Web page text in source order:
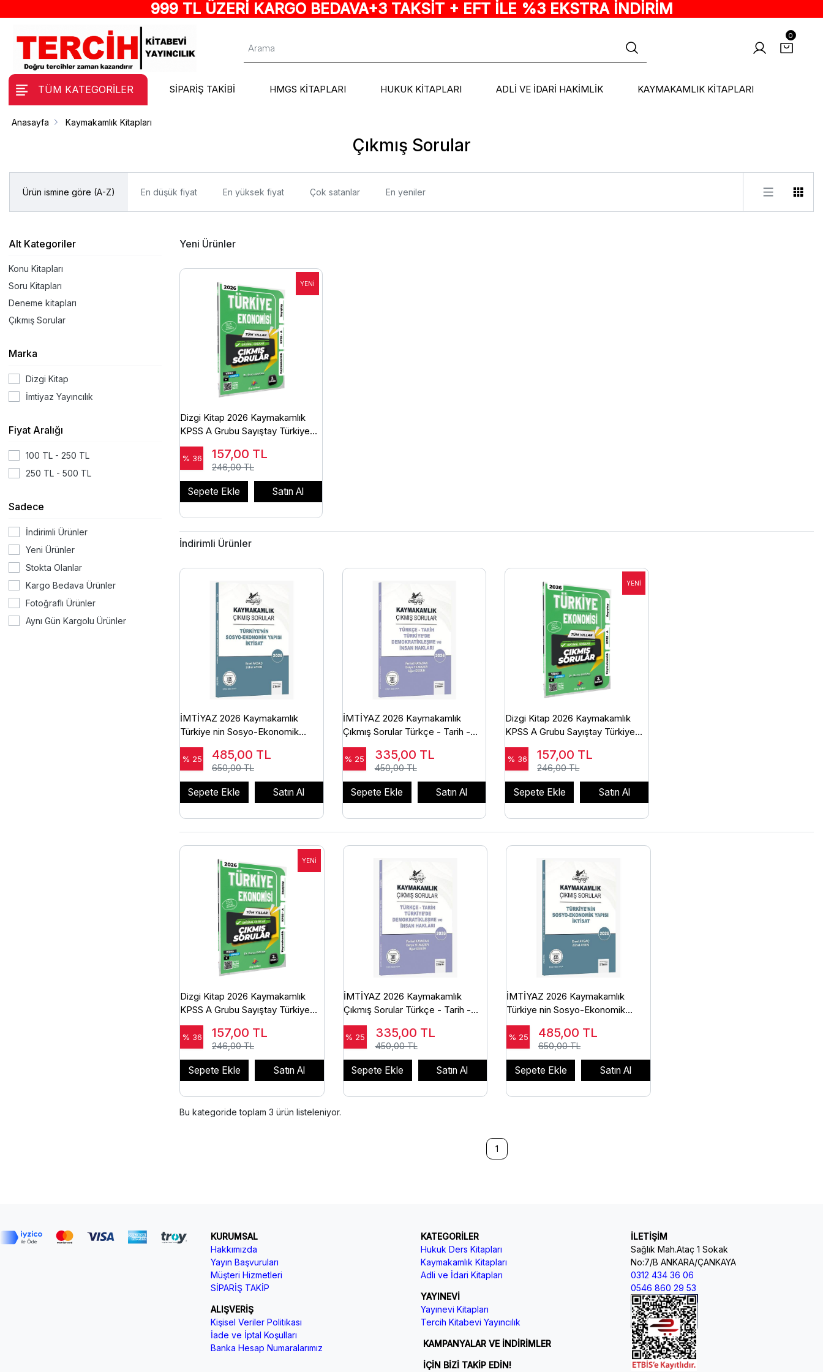
999 TL ÜZERİ KARGO BEDAVA+3 TAKSİT + EFT İLE %3 EKSTRA İNDİRİM
0
TÜM KATEGORİLER SİPARİŞ TAKİBİ HMGS KİTAPLARI HUKUK KİTAPLARI ADLİ VE İDARİ HAKİMLİK KAYMAKAMLIK KİTAPLARI
Çıkmış Sorular
Anasayfa Kaymakamlık Kitapları
Ürün ismine göre (A-Z) En düşük fiyat En yüksek fiyat Çok satanlar En yeniler
Alt Kategoriler
Konu Kitapları
Soru Kitapları
Deneme kitapları
Çıkmış Sorular
Marka
Dizgi Kitap
İmtiyaz Yayıncılık
Fiyat Aralığı
100 TL - 250 TL
250 TL - 500 TL
Sadece
İndirimli Ürünler
Yeni Ürünler
Stokta Olanlar
Kargo Bedava Ürünler
Fotoğraflı Ürünler
Aynı Gün Kargolu Ürünler
Yeni Ürünler
Dizgi Kitap 2026 Kaymakamlık
KPSS A Grubu Sayıştay Türkiye
Ekonomisi Çıkmış Sorular - Burcu
Doğan Dizgi Kitap
% 36 157,00 TL
246,00 TL
Sepete Ekle Satın Al
İndirimli Ürünler
İMTİYAZ 2026 Kaymakamlık
Türkiye nin Sosyo-Ekonomik
Yapısı, İktisat Çıkmış Sorular
% 25 485,00 TL
650,00 TL
Sepete Ekle Satın Al
İMTİYAZ 2026 Kaymakamlık
Çıkmış Sorular Türkçe - Tarih -
Türkiye'de Demokratikleşme ve
İnsan Hakları
% 25 335,00 TL
450,00 TL
Sepete Ekle Satın Al
Dizgi Kitap 2026 Kaymakamlık
KPSS A Grubu Sayıştay Türkiye
Ekonomisi Çıkmış Sorular - Burcu
Doğan Dizgi Kitap
% 36 157,00 TL
246,00 TL
Sepete Ekle Satın Al
Dizgi Kitap 2026 Kaymakamlık
KPSS A Grubu Sayıştay Türkiye
Ekonomisi Çıkmış Sorular - Burcu
Doğan Dizgi Kitap
% 36 157,00 TL
246,00 TL
Sepete Ekle Satın Al
İMTİYAZ 2026 Kaymakamlık
Çıkmış Sorular Türkçe - Tarih -
Türkiye'de Demokratikleşme ve
İnsan Hakları
% 25 335,00 TL
450,00 TL
Sepete Ekle Satın Al
İMTİYAZ 2026 Kaymakamlık
Türkiye nin Sosyo-Ekonomik
Yapısı, İktisat Çıkmış Sorular
% 25 485,00 TL
650,00 TL
Sepete Ekle Satın Al
Bu kategoride toplam 3 ürün listeleniyor.
1
KURUMSAL
Hakkımızda
Yayın Başvuruları
Müşteri Hizmetleri
SİPARİŞ TAKİP
ALIŞVERİŞ
Kişisel Veriler Politikası
İade ve İptal Koşulları
Banka Hesap Numaralarımız
KATEGORİLER
Hukuk Ders Kitapları
Kaymakamlık Kitapları
Adli ve İdari Kitapları
YAYINEVİ
Yayınevi Kitapları
Tercih Kitabevi Yayıncılık
KAMPANYALAR VE İNDİRİMLER
İÇİN BİZİ TAKİP EDİN!
İLETİŞİM
Sağlık Mah.Ataç 1 Sokak
No:7/B ANKARA/ÇANKAYA
0312 434 36 06
0546 860 29 53